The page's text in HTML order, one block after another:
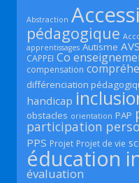
Abstraction
pédagogique
apprentissages Autisme AVS
CAPPEI Co
compensation
différenciation
handicap
obstacles orientation PAP
participation
PPS Projet Projet de vie
éducation
évaluation